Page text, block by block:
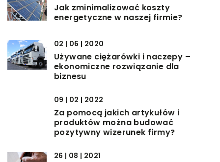
Jak zminimalizować koszty
energetyczne w naszej firmie?
02 | 06 | 2020
Używane ciężarówki i naczepy –
ekonomiczne rozwiązanie dla
biznesu
09 | 02 | 2022
Za pomocą jakich artykułów i
produktów można budować
pozytywny wizerunek firmy?
26 | 08 | 2021